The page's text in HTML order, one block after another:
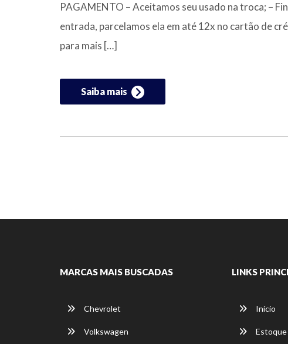
PAGAMENTO – Aceitamos seu usado na troca; –
entrada, parcelamos ela em até 12x no cartão de
para mais […]
Saiba mais
MARCAS MAIS BUSCADAS
Chevrolet
Volkswagen
LINKS
Início
Estoque